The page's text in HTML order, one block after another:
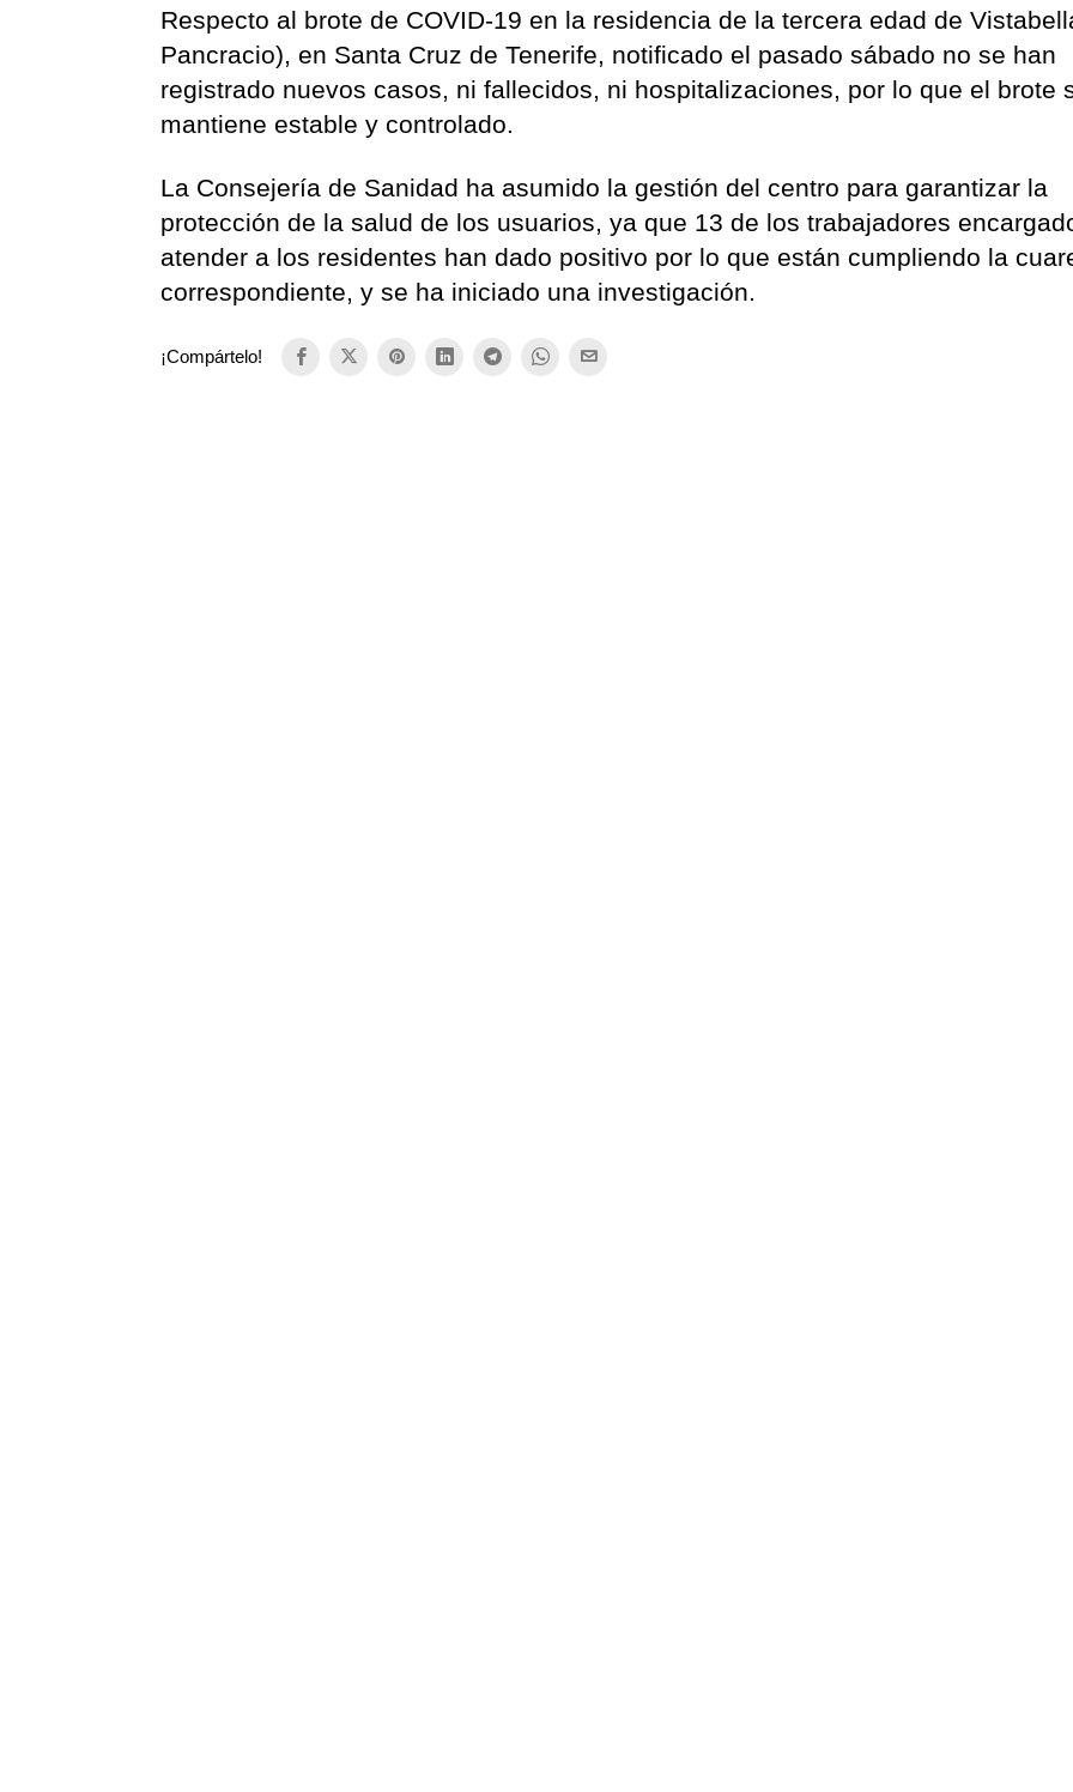
Respecto al brote de COVID-19 en la residencia de la tercera edad de
Pancracio), en Santa Cruz de Tenerife, notificado el pasado sábado no se han
registrado nuevos casos, ni fallecidos, ni hospitalizaciones, por lo que el brote
mantiene estable y controlado.
La Consejería de Sanidad ha asumido la gestión del centro para garantizar la
protección de la salud de los usuarios, ya que 13 de los trabajadores
atender a los residentes han dado positivo por lo que están cumpliendo la
correspondiente, y se ha iniciado una investigación.
¡Compártelo!